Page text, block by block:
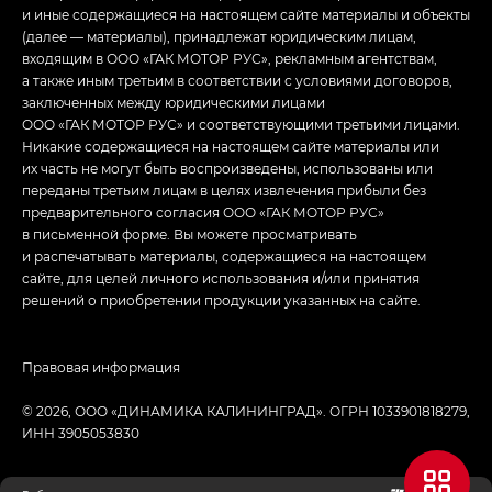
и иные содержащиеся на настоящем сайте материалы и объекты
(далее — материалы), принадлежат юридическим лицам,
входящим в ООО «ГАК МОТОР РУС», рекламным агентствам,
а также иным третьим в соответствии с условиями договоров,
заключенных между юридическими лицами
ООО «ГАК МОТОР РУС» и соответствующими третьими лицами.
Никакие содержащиеся на настоящем сайте материалы или
их часть не могут быть воспроизведены, использованы или
переданы третьим лицам в целях извлечения прибыли без
предварительного согласия ООО «ГАК МОТОР РУС»
в письменной форме. Вы можете просматривать
и распечатывать материалы, содержащиеся на настоящем
сайте, для целей личного использования и/или принятия
решений о приобретении продукции указанных на сайте.
© 2026, ООО «ДИНАМИКА КАЛИНИНГРАД». ОГРН 1033901818279,
ИНН 3905053830
Правовая информация